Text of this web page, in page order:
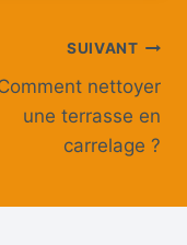
SUIVANT
nettoyer
une terrasse en
carrelage ?